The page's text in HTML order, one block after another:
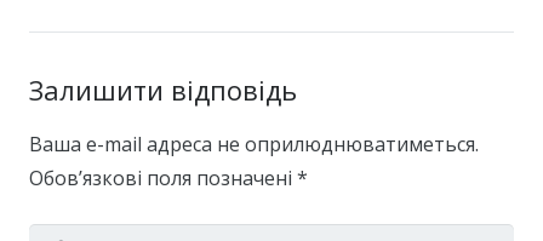
Залишити відповідь
Ваша e-mail адреса не оприлюднюватиметься.
Обов’язкові поля позначені *